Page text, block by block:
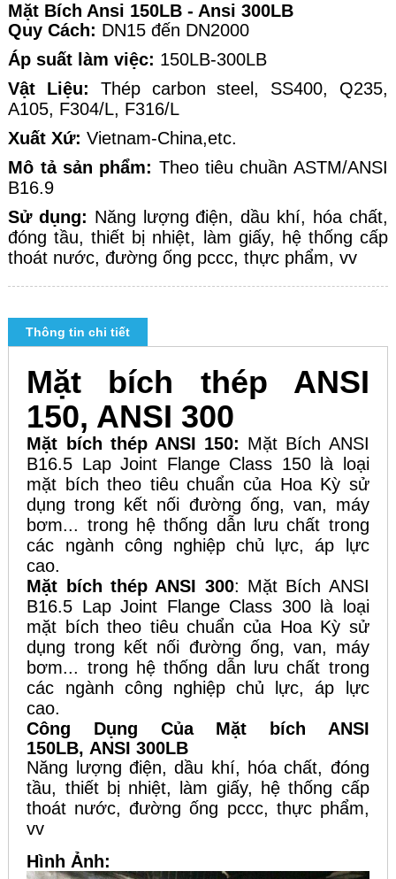
Mặt Bích Ansi 150LB - Ansi 300LB
Quy Cách: DN15 đến DN2000
Áp suất làm việc: 150LB-300LB
Vật Liệu: Thép carbon steel, SS400, Q235,
A105, F304/L, F316/L
Xuất Xứ: Vietnam-China,etc.
Mô tả sản phẩm: Theo tiêu chuần ASTM/ANSI
B16.9
Sử dụng: Năng lượng điện, dầu khí, hóa chất,
đóng tầu, thiết bị nhiệt, làm giấy, hệ thống cấp
thoát nước, đường ống pccc, thực phẩm, vv
Thông tin chi tiết
Mặt bích thép ANSI
150, ANSI 300
Mặt bích thép ANSI 150: Mặt Bích ANSI
B16.5 Lap Joint Flange Class 150 là loại
mặt bích theo tiêu chuẩn của Hoa Kỳ sử
dụng trong kết nối đường ống, van, máy
bơm... trong hệ thống dẫn lưu chất trong
các ngành công nghiệp chủ lực, áp lực
cao.
Mặt bích thép ANSI 300: Mặt Bích ANSI
B16.5 Lap Joint Flange Class 300 là loại
mặt bích theo tiêu chuẩn của Hoa Kỳ sử
dụng trong kết nối đường ống, van, máy
bơm... trong hệ thống dẫn lưu chất trong
các ngành công nghiệp chủ lực, áp lực
cao.
Công Dụng Của Mặt bích ANSI
150LB, ANSI 300LB
Năng lượng điện, dầu khí, hóa chất, đóng
tầu, thiết bị nhiệt, làm giấy, hệ thống cấp
thoát nước, đường ống pccc, thực phẩm,
vv
Hình Ảnh: